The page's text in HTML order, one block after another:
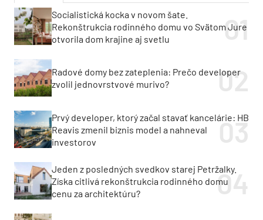
Socialistická kocka v novom šate.
Rekonštrukcia rodinného domu vo Svätom Jure
otvorila dom krajine aj svetlu
Radové domy bez zateplenia: Prečo developer
zvolil jednovrstvové murivo?
Prvý developer, ktorý začal stavať kancelárie: HB
Reavis zmenil biznis model a nahneval
investorov
Jeden z posledných svedkov starej Petržalky.
Získa citlivá rekonštrukcia rodinného domu
cenu za architektúru?